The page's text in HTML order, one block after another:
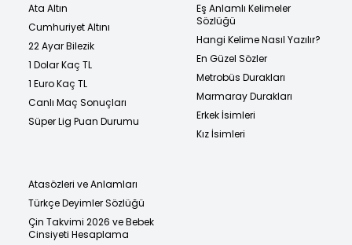
Ata Altın
Cumhuriyet Altını
22 Ayar Bilezik
1 Dolar Kaç TL
1 Euro Kaç TL
Canlı Maç Sonuçları
Süper Lig Puan Durumu
Eş Anlamlı Kelimeler
Sözlüğü
Hangi Kelime Nasıl Yazılır?
En Güzel Sözler
Metrobüs Durakları
Marmaray Durakları
Erkek İsimleri
Kız İsimleri
Atasözleri ve Anlamları
Türkçe Deyimler Sözlüğü
Çin Takvimi 2026 ve Bebek
Cinsiyeti Hesaplama